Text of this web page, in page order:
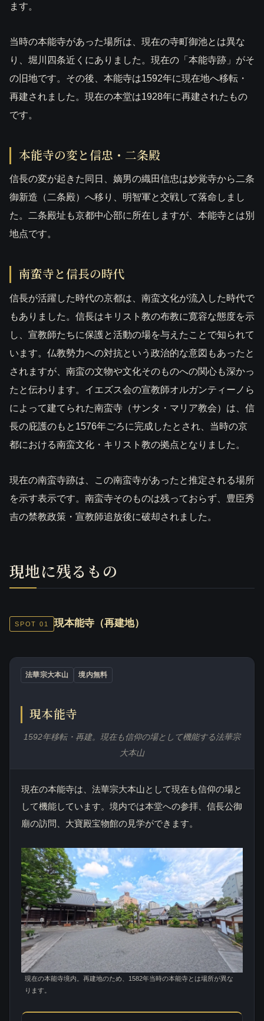
ます。
当時の本能寺があった場所は、現在の寺町御池とは異な
り、堀川四条近くにありました。現在の「本能寺跡」がそ
の旧地です。その後、本能寺は1592年に現在地へ移転・
再建されました。現在の本堂は1928年に再建されたもの
です。
本能寺の変と信忠・二条殿
信長の変が起きた同日、嫡男の織田信忠は妙覚寺から二条
御新造（二条殿）へ移り、明智軍と交戦して落命しまし
た。二条殿址も京都中心部に所在しますが、本能寺とは別
地点です。
南蛮寺と信長の時代
信長が活躍した時代の京都は、南蛮文化が流入した時代で
もありました。信長はキリスト教の布教に寛容な態度を示
し、宣教師たちに保護と活動の場を与えたことで知られて
います。仏教勢力への対抗という政治的な意図もあったと
されますが、南蛮の文物や文化そのものへの関心も深かっ
たと伝わります。イエズス会の宣教師オルガンティーノら
によって建てられた南蛮寺（サンタ・マリア教会）は、信
長の庇護のもと1576年ごろに完成したとされ、当時の京
都における南蛮文化・キリスト教の拠点となりました。
現在の南蛮寺跡は、この南蛮寺があったと推定される場所
を示す表示です。南蛮寺そのものは残っておらず、豊臣秀
吉の禁教政策・宣教師追放後に破却されました。
現地に残るもの
SPOT 01 現本能寺（再建地）
法華宗大本山 境内無料
現本能寺
1592年移転・再建。現在も信仰の場として機能する法華宗
大本山
現在の本能寺は、法華宗大本山として現在も信仰の場と
して機能しています。境内では本堂への参拝、信長公御
廟の訪問、大寶殿宝物館の見学ができます。
現在の本能寺境内。再建地のため、1582年当時の本能寺とは場所が異な
ります。